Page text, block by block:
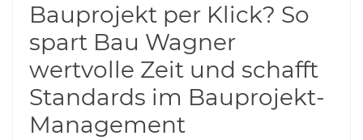
Bauprojekt per Klick? ​So
spart Bau Wagner
wertvolle Zeit und schafft
Standards im Bauprojekt-
Management